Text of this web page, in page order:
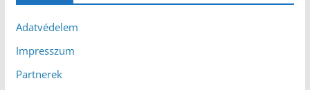
Adatvédelem
Impresszum
Partnerek